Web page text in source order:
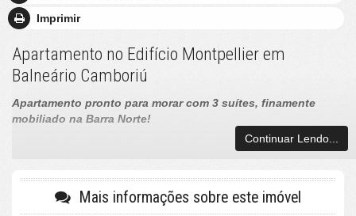
Imprimir
Apartamento no Edifício Montpellier em
Balneário Camboriú
Apartamento pronto para morar com 3 suítes, finamente
mobiliado na Barra Norte!
relaxar.
110m² de área privativa : espaços amplos e bem distribuídos para
Continuar Lendo...
Mais informações sobre este imóvel